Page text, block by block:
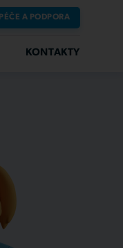
PÉČE A PODPORA
KONTAKTY